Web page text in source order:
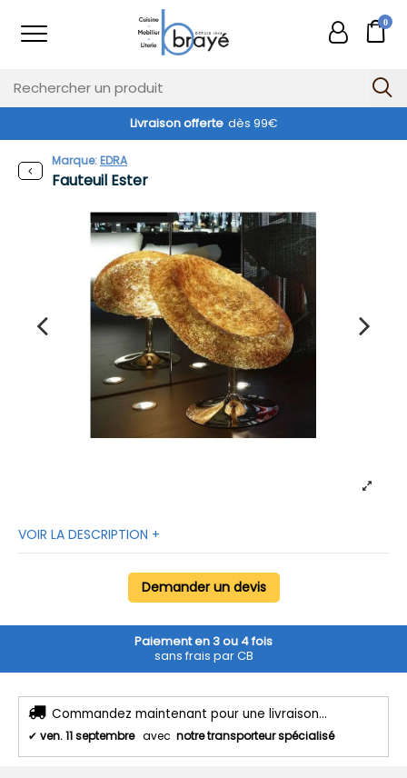
0
Livraison offerte dès 99€
Fauteuil Ester
Marque:EDRA
VOIR LA DESCRIPTION +
Demander un devis
Paiement en 3 ou 4 fois
sans frais par CB
Commandez maintenant pour une livraison...
✔ ven. 11 septembre avec notre transporteur spécialisé